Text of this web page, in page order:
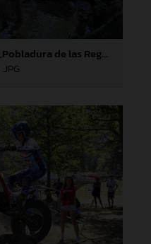
Javier Terrín_4ª y 5ª Prueba_Pobladura de las Regueras (León)
.JPG